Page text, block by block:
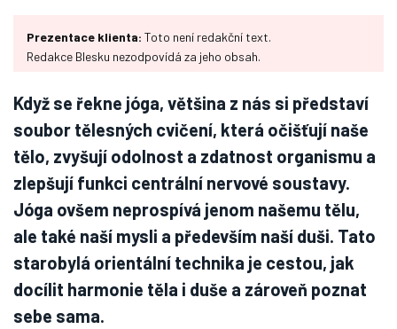
Prezentace klienta: Toto není redakční text.
Redakce Blesku nezodpovídá za jeho obsah.
Když se řekne jóga, většina z nás si představí
soubor tělesných cvičení, která očišťují naše
tělo, zvyšují odolnost a zdatnost organismu a
zlepšují funkci centrální nervové soustavy.
Jóga ovšem neprospívá jenom našemu tělu,
ale také naší mysli a především naší duši. Tato
starobylá orientální technika je cestou, jak
docílit harmonie těla i duše a zároveň poznat
sebe sama.